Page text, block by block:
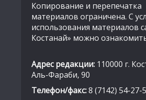
Копирование и перепечатка
материалов ограничена. С
использования материалов
Костанай» можно
Адрес редакции: 110000 г.
Аль-Фараби, 90
Телефон/факс:8 (7142) 54-27-